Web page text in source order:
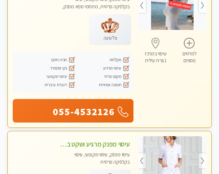
לפרטים
נוספים
עיסוי במרכז
נצרת עילית
בקלניקה פרטית, מתחמי ספא מפנק,
פלטינה
מקלחת
חניה חינם
עיסוי מרגיע
נקי ומסודר
מקום פרטי
עיסוי מקצועי
תמונה אמיתית
דוברת עיברית
055-4532126
עיסוי מפנק מרגיע ושקט במקום מדהים עיסוי מושקע מאוד לכל שרירי הגוף...מומלץ!! פרטי !!+ לזוגות
עיסוי מפנק, עיסוי מקצועי, עיסוי
בקלניקה פרטית